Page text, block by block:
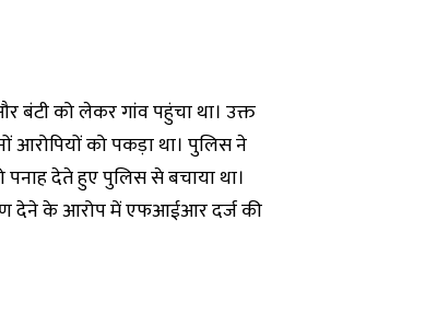
बंटी को लेकर गांव पहुंचा था। उक्त
आरोपियों को पकड़ा था। पुलिस ने
पनाह देते हुए पुलिस से बचाया था।
देने के आरोप में एफआईआर दर्ज की